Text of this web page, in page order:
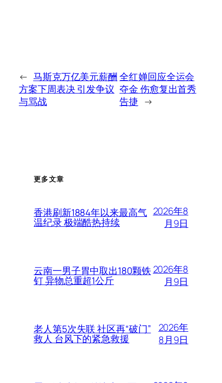
← 马斯克万亿美元薪酬
方案下周表决 引发争议
与骂战
全红婵回应全运会
夺金 伤愈复出首秀
告捷 →
更多文章
香港刷新1884年以来最高气
温纪录 极端酷热持续
2026年8
月9日
云南一男子胃中取出180颗铁
钉 异物总重超1公斤
2026年8
月9日
老人第5次失联 社区再“破门”
救人 台风下的紧急救援
2026年
8月9日